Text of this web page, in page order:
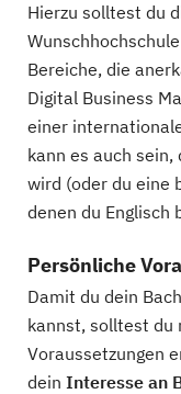
Hierzu solltest du
Bereiche, die
Digital Business
einer
kann es auch sein,
wird (oder du eine
denen du Englisch
Persönliche
Damit du dein
kannst, solltest du
Voraussetzungen
dein Interesse an